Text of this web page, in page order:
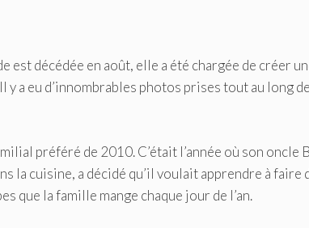
est décédée en août, elle a été chargée de créer
y a eu d’innombrables photos prises tout au long
préféré de 2010. C’était l’année où son oncle
la cuisine, a décidé qu’il voulait apprendre à faire
que la famille mange chaque jour de l’an.